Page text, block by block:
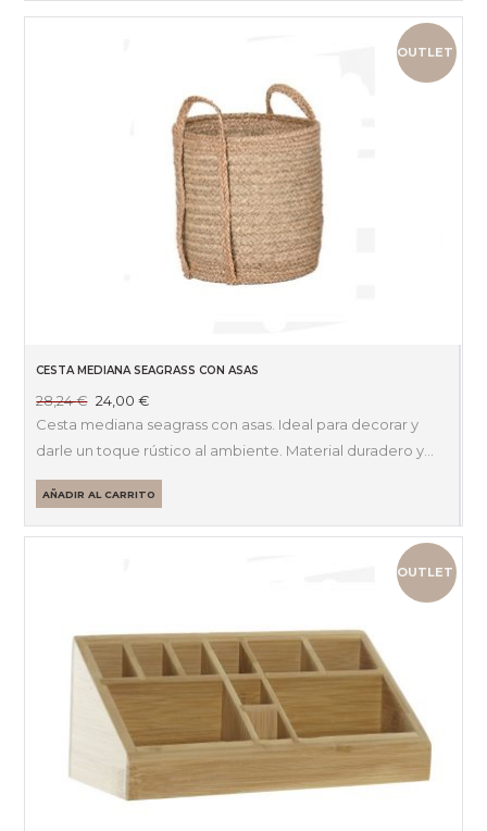
OUTLET
CESTA MEDIANA SEAGRASS CON ASAS
28,24€ El
precio
era:
28,24 €.
24,00€El
precio
es:
24,00 €.
Cesta mediana seagrass con asas. Ideal para decorar y
darle un toque rústico al ambiente. Material duradero y…
AÑADIR AL CARRITO
OUTLET